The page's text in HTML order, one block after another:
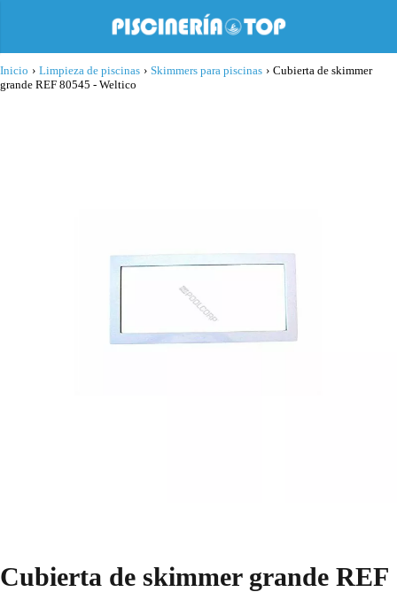
Inicio › Limpieza de piscinas › Skimmers para piscinas › Cubierta de skimmer
grande REF 80545 - Weltico
Cubierta de skimmer grande REF